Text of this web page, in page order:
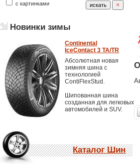
с картинками
Новинки зимы
Continental
IceContact 3 TA/TR
Абсолютная новая
зимняя шина с
технологией
ContiFlexStud.
Шипованная шина
созданная для легковых
автомобилей и SUV.
Каталог Шин